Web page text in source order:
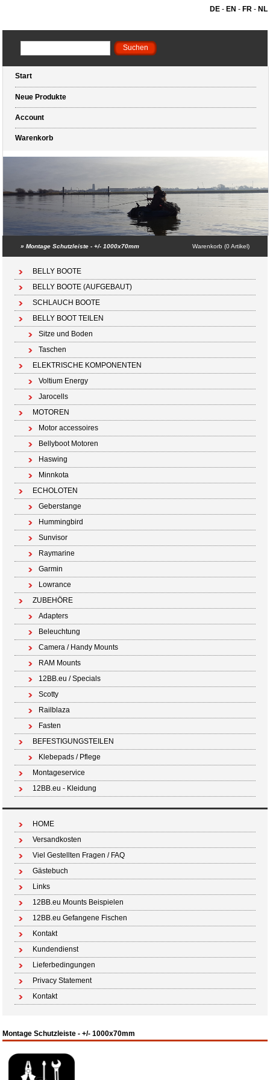
DE- EN - FR- NL
Start
Neue Produkte
Account
Warenkorb
»Montage Schutzleiste - +/- 1000x70mm Warenkorb (0 Artikel)
BELLY BOOTE
BELLY BOOTE (AUFGEBAUT)
SCHLAUCH BOOTE
BELLY BOOT TEILEN
Sitze und Boden
Taschen
ELEKTRISCHE KOMPONENTEN
Voltium Energy
Jarocells
MOTOREN
Motor accessoires
Bellyboot Motoren
Haswing
Minnkota
ECHOLOTEN
Geberstange
Hummingbird
Sunvisor
Raymarine
Garmin
Lowrance
ZUBEHÖRE
Adapters
Beleuchtung
Camera / Handy Mounts
RAM Mounts
12BB.eu / Specials
Scotty
Railblaza
Fasten
BEFESTIGUNGSTEILEN
Klebepads / Pflege
Montageservice
12BB.eu - Kleidung
HOME
Versandkosten
Viel Gestellten Fragen / FAQ
Gästebuch
Links
12BB.eu Mounts Beispielen
12BB.eu Gefangene Fischen
Kontakt
Kundendienst
Lieferbedingungen
Privacy Statement
Kontakt
Montage Schutzleiste - +/- 1000x70mm